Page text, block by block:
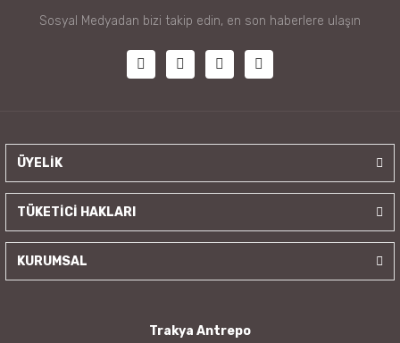
Sosyal Medyadan bizi takip edin, en son haberlere ulaşın
ÜYELİK
TÜKETİCİ HAKLARI
KURUMSAL
Trakya Antrepo